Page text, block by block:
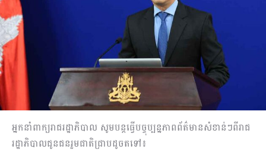
អ្នកនាំពាក្យរាជរដ្ឋាភិបាល សូមបន្តធ្វើបច្ចុប្បន្នភាពព័ត៌មានសំខាន់ៗពីរាជ
រដ្ឋាភិបាលជូនជនរួមជាតិជ្រាបដូចតទៅ៖